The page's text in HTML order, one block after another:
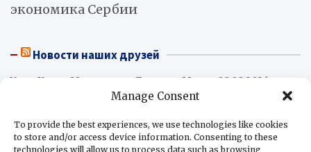
Manage Consent
To provide the best experiences, we use technologies like cookies
to store and/or access device information. Consenting to these
technologies will allow us to process data such as browsing
экономика Сербии
Новости наших друзей
Умер Хорхе Месси, отец Лионеля Месси
08.08.2026
Трамп в поисках кубинских коллаборационистов
Абелардо де ла Эсприэлья вступил в должность
президента Колумбии08.08.2026